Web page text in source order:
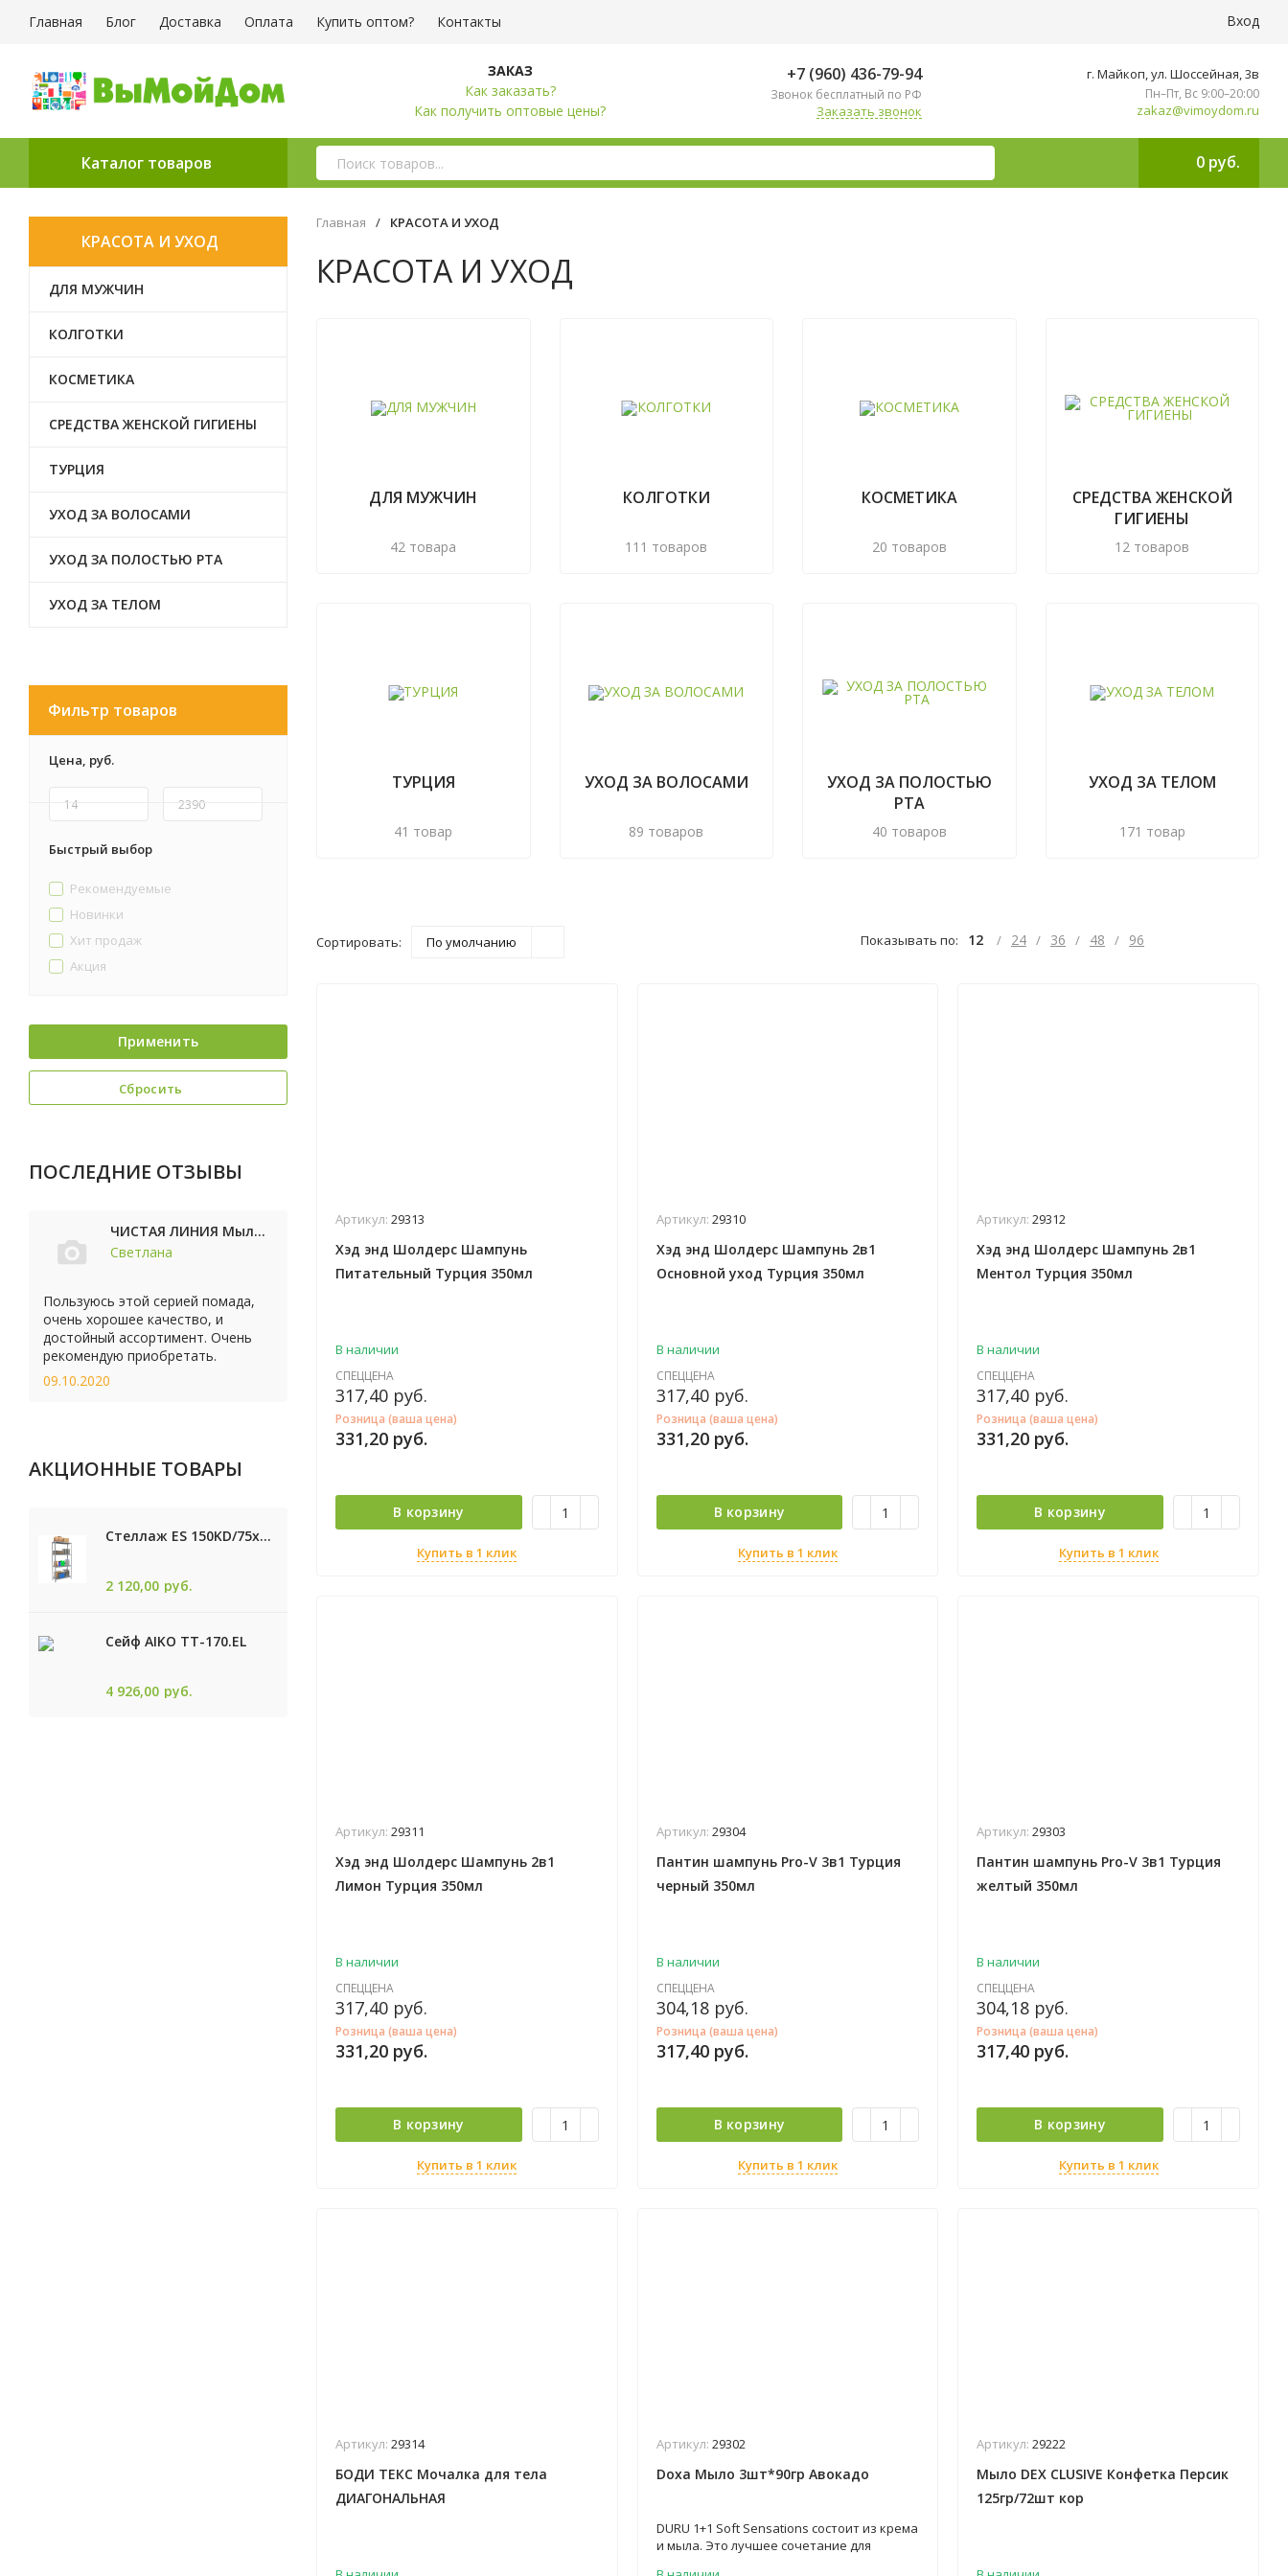
Главная Блог Доставка Оплата Купить оптом? Контакты Вход
ЗАКАЗ
Как заказать?
Как получить оптовые цены?
+7 (960) 436-79-94
Звонок бесплатный по РФ
Заказать звонок
г. Майкоп, ул. ​Шоссейная, 3в
Пн–Пт, Вс 9:00–20:00
zakaz@vimoydom.ru
Каталог товаров 0 руб.
КРАСОТА И УХОД
ДЛЯ МУЖЧИН
КОЛГОТКИ
КОСМЕТИКА
СРЕДСТВА ЖЕНСКОЙ ГИГИЕНЫ
ТУРЦИЯ
УХОД ЗА ВОЛОСАМИ
УХОД ЗА ПОЛОСТЬЮ РТА
УХОД ЗА ТЕЛОМ
Фильтр товаров
Цена, руб.
Быстрый выбор
Рекомендуемые
Новинки
Хит продаж
Акция
Применить
Сбросить
ПОСЛЕДНИЕ ОТЗЫВЫ
ЧИСТАЯ ЛИНИЯ Мыло косметическое Персик 90г
Светлана
Пользуюсь этой серией помада,
очень хорошее качество, и
достойный ассортимент. Очень
рекомендую приобретать.
09.10.2020
АКЦИОННЫЕ ТОВАРЫ
Стеллаж ES 150KD/75x30/4 оцинк
2 120,00 руб.
Сейф AIKO TТ-170.EL
4 926,00 руб.
Главная / КРАСОТА И УХОД
КРАСОТА И УХОД
ДЛЯ МУЖЧИН
42 товара
КОЛГОТКИ
111 товаров
КОСМЕТИКА
20 товаров
СРЕДСТВА ЖЕНСКОЙ
ГИГИЕНЫ
12 товаров
ТУРЦИЯ
41 товар
УХОД ЗА ВОЛОСАМИ
89 товаров
УХОД ЗА ПОЛОСТЬЮ
РТА
40 товаров
УХОД ЗА ТЕЛОМ
171 товар
Сортировать: По умолчанию Показывать по: 12 / 24 / 36 / 48 / 96
Артикул: 29313
Хэд энд Шолдерс Шампунь
Питательный Турция 350мл
В наличии
СПЕЦЦЕНА
317,40 руб.
Розница (ваша цена)
331,20 руб.
В корзину
Купить в 1 клик
Артикул: 29310
Хэд энд Шолдерс Шампунь 2в1
Основной уход Турция 350мл
В наличии
СПЕЦЦЕНА
317,40 руб.
Розница (ваша цена)
331,20 руб.
В корзину
Купить в 1 клик
Артикул:29312
Хэд энд Шолдерс Шампунь 2в1
Ментол Турция 350мл
В наличии
СПЕЦЦЕНА
317,40 руб.
Розница (ваша цена)
331,20 руб.
В корзину
Купить в 1 клик
Артикул: 29311
Хэд энд Шолдерс Шампунь 2в1
Лимон Турция 350мл
В наличии
СПЕЦЦЕНА
317,40 руб.
Розница (ваша цена)
331,20 руб.
В корзину
Купить в 1 клик
Артикул: 29304
Пантин шампунь Pro-V 3в1 Турция
черный 350мл
В наличии
СПЕЦЦЕНА
304,18 руб.
Розница (ваша цена)
317,40 руб.
В корзину
Купить в 1 клик
Артикул:29303
Пантин шампунь Pro-V 3в1 Турция
желтый 350мл
В наличии
СПЕЦЦЕНА
304,18 руб.
Розница (ваша цена)
317,40 руб.
В корзину
Купить в 1 клик
Артикул: 29314
БОДИ ТЕКС Мочалка для тела
ДИАГОНАЛЬНАЯ
Артикул: 29302
Dоха Мыло 3шт*90гр Авокадо
DURU 1+1 Soft Sensations состоит из крема
и мыла. Это лучшее сочетание для
Артикул:29222
Мыло DEX CLUSIVE Конфетка Персик
125гр/72шт кор